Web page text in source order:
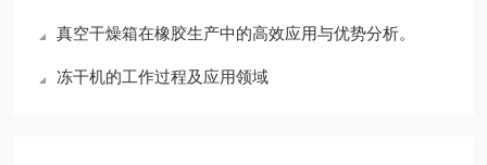
真空干燥箱在橡胶生产中的高效应用与优势分析。
冻干机的工作过程及应用领域